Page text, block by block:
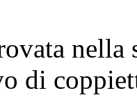
nella
di